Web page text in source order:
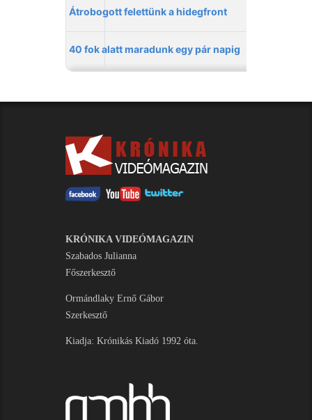
KRÓNIKA VIDEÓMAGAZIN
Szabados Julianna
Főszerkesztő
Ormándlaky Ernő Gábor
Szerkesztő
Kiadja: Krónikás Kiadó 1992 óta.